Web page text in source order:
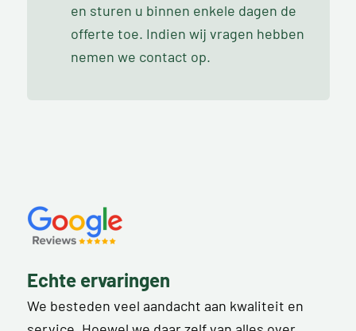
en sturen u binnen enkele dagen de
offerte toe. Indien wij vragen hebben
nemen we contact op.
Echte ervaringen
We besteden veel aandacht aan kwaliteit en